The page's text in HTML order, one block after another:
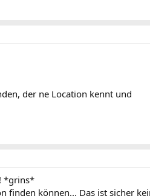
der ne Location kennt und
*grins*
finden können... Das ist sicher